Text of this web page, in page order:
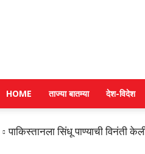
HOME ताज्या बातम्या देश-विदेश
पाकिस्तानला सिंधू पाण्याची विनंती